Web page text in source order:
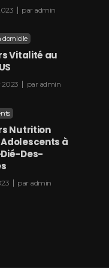
par admin
domicile
Vitalité au
2023 par admin
Nutrition
à
Des-
par admin